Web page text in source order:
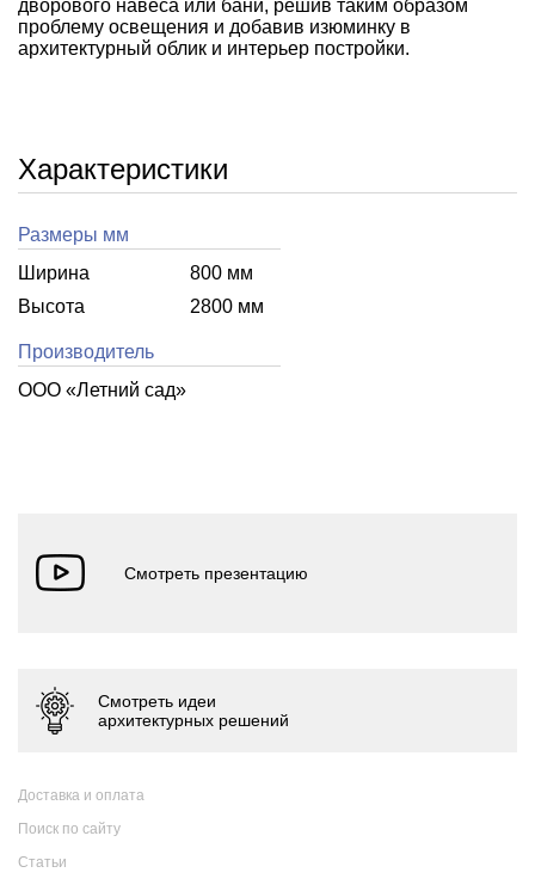
дворового навеса или бани, решив таким образом
проблему освещения и добавив изюминку в
архитектурный облик и интерьер постройки.
Характеристики
Размеры мм
Ширина
800 мм
Высота
2800 мм
Производитель
ООО «Летний cад»
Доставка и оплата
Поиск по сайту
Статьи